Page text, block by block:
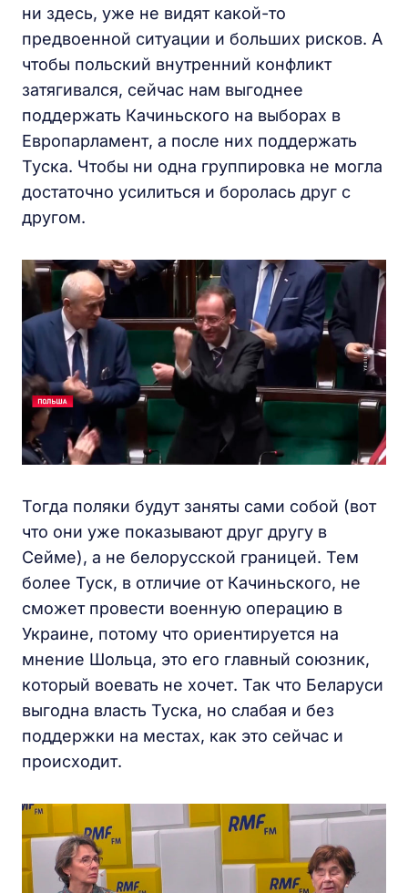
ни здесь, уже не видят какой-то
предвоенной ситуации и больших рисков. А
чтобы польский внутренний конфликт
затягивался, сейчас нам выгоднее
поддержать Качиньского на выборах в
Европарламент, а после них поддержать
Туска. Чтобы ни одна группировка не могла
достаточно усилиться и боролась друг с
другом.
Тогда поляки будут заняты сами собой (вот
что они уже показывают друг другу в
Сейме), а не белорусской границей. Тем
более Туск, в отличие от Качиньского, не
сможет провести военную операцию в
Украине, потому что ориентируется на
мнение Шольца, это его главный союзник,
который воевать не хочет. Так что Беларуси
выгодна власть Туска, но слабая и без
поддержки на местах, как это сейчас и
происходит.